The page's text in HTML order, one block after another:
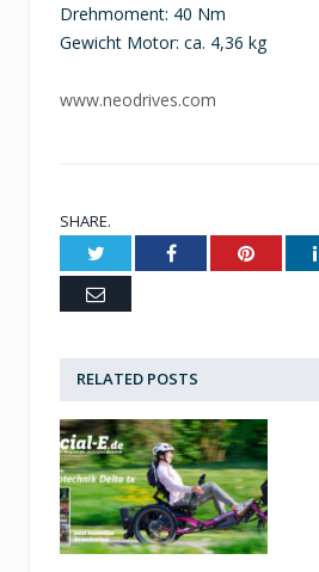
Drehmoment: 40 Nm
Gewicht Motor: ca. 4,36 kg
www.neodrives.com
SHARE.
Twitter Facebook Pinterest
Email
RELATED POSTS